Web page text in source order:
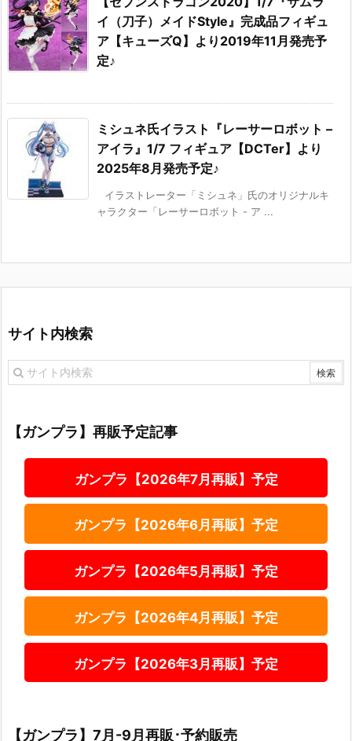
イ（刀子）メイドStyle』完成品フィギュ
ア【キューズQ】より2019年11月発売予
定♪
ミシュネ氏イラスト『レーサーロボット –
アイラ』1/7 フィギュア【DCTer】より
2025年8月発売予定♪
イラストレーター「ミシュネ」氏のオリジナルキ
ャラクター「レーサーロボット - ア ...
サイト内検索
【ガンプラ】再販予定記事
ガンプラ【2026年7月再販】予定
ガンプラ【2026年6月再販】予定
ガンプラ【2026年5月再販】予定
ガンプラ【2026年4月再販】予定
ガンプラ【2026年3月再販】予定
【ガンプラ】7月-9月再販･予約販売